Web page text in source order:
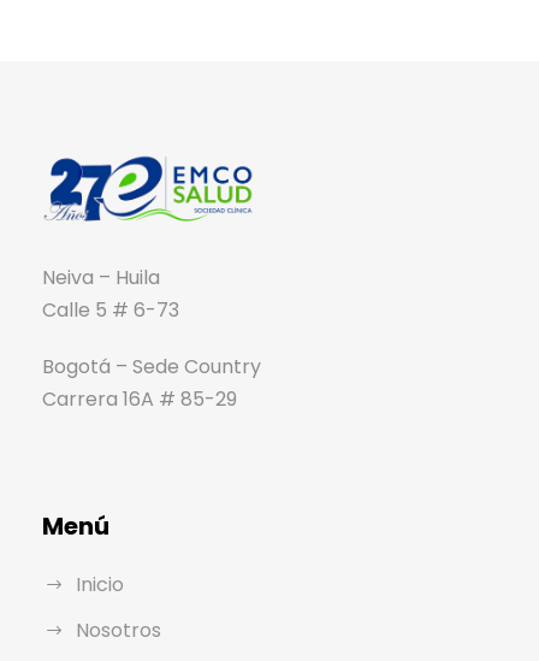
Neiva – Huila
Calle 5 # 6-73
Bogotá – Sede Country
Carrera 16A # 85-29
Menú
Inicio
Nosotros